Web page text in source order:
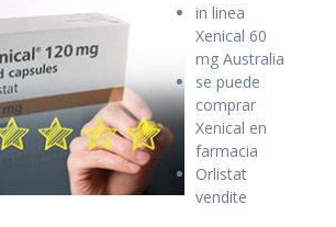
in linea
Xenical 60
mg Australia
se puede
comprar
Xenical en
farmacia
Orlistat
vendite